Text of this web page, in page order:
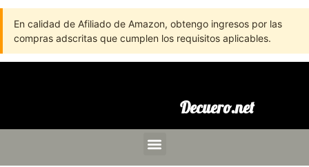
En calidad de Afiliado de Amazon, obtengo ingresos por las
compras adscritas que cumplen los requisitos aplicables.
Decuero.net